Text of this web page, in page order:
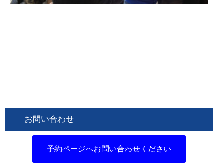
お問い合わせ
予約ページへお問い合わせください